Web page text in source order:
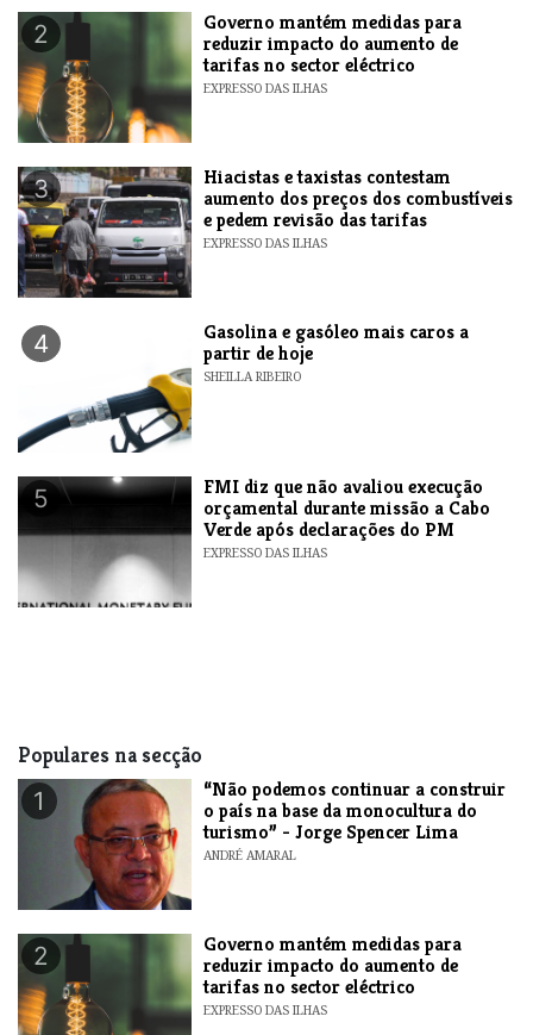
2
Governo mantém medidas para
reduzir impacto do aumento de
tarifas no sector eléctrico
EXPRESSO DAS ILHAS
3
Hiacistas e taxistas contestam
aumento dos preços dos combustíveis
e pedem revisão das tarifas
EXPRESSO DAS ILHAS
4
Gasolina e gasóleo mais caros a
partir de hoje
SHEILLA RIBEIRO
5
FMI diz que não avaliou execução
orçamental durante missão a Cabo
Verde após declarações do PM
EXPRESSO DAS ILHAS
Populares na secção
1
“Não podemos continuar a construir
o país na base da monocultura do
turismo” - Jorge Spencer Lima
ANDRÉ AMARAL
2
Governo mantém medidas para
reduzir impacto do aumento de
tarifas no sector eléctrico
EXPRESSO DAS ILHAS